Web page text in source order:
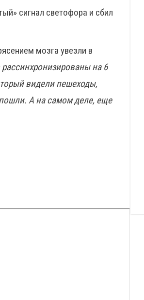
сигнал светофора и сбил
мозга увезли в
на 6
видели пешеходы,
пошли. А на самом деле, еще